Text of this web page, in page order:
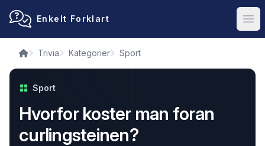
Enkelt Forklart
Trivia Kategorier Sport
Sport
Hvorfor koster man foran
curlingsteinen?